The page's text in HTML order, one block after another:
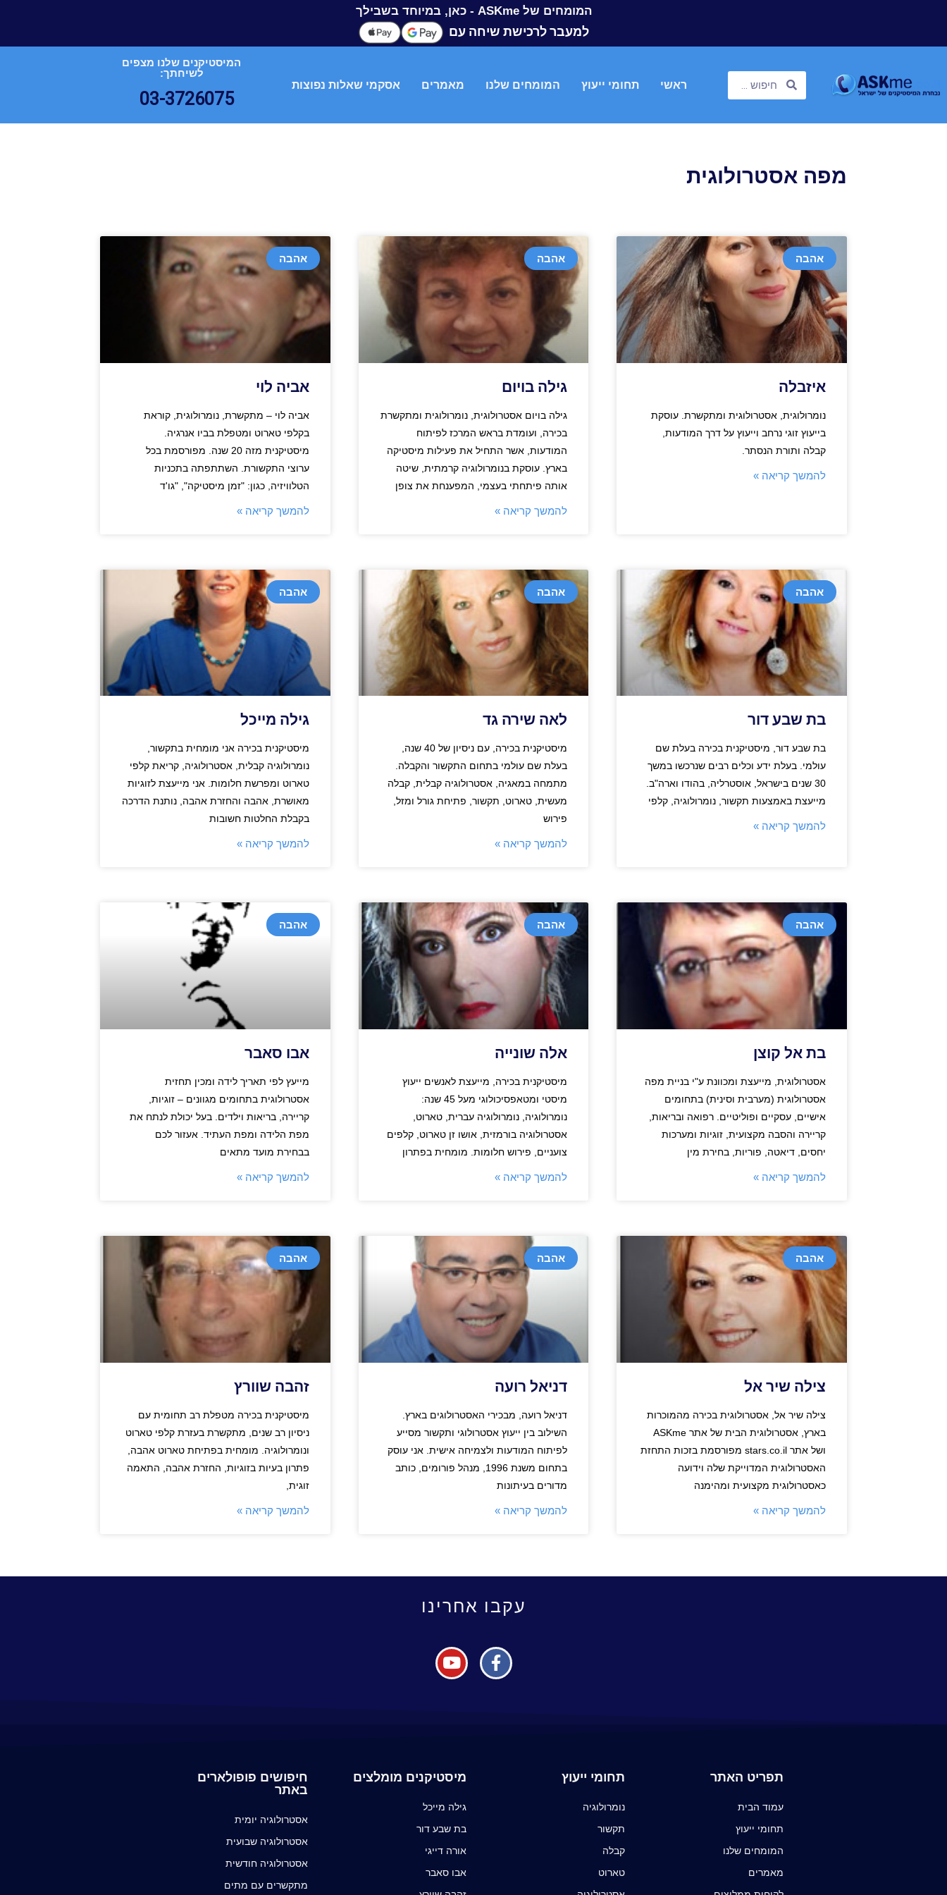
המומחים של ASKme - כאן, במיוחד בשבילך
למעבר לרכישת שיחה עם
ראשי תחומי ייעוץ המומחים שלנו מאמרים אסקמי שאלות נפוצות
המיסטיקנים שלנו מצפים
לשיחתך:
03-3726075
מפה אסטרולוגית
אהבה
איזבלה
נומרולוגית, אסטרולוגית ומתקשרת. עוסקת
בייעוץ זוגי נרחב וייעוץ על דרך המודעות,
קבלה ותורת הנסתר.
להמשך קריאה »
אהבה
גילה בויום
גילה בויום אסטרולוגית, נומרולוגית ומתקשרת
בכירה, ועומדת בראש המרכז לפיתוח
המודעות, אשר התחיל את פעילות מיסטיקה
בארץ. עוסקת בנומרולוגיה קרמתית, שיטה
אותה פיתחתי בעצמי, המפענחת את צופן
להמשך קריאה »
אהבה
אביה לוי
אביה לוי – מתקשרת, נומרולוגית, קוראת
בקלפי טארוט ומטפלת בביו אנרגיה.
מיסטיקנית מזה 20 שנה. מפורסמת בכל
ערוצי התקשורת. השתתפתה בתכניות
הטלוויזיה, כגון: "זמן מיסטיקה", "גו'ד
להמשך קריאה »
אהבה
בת שבע דור
בת שבע דור, מיסטיקנית בכירה בעלת שם
עולמי. בעלת ידע וכלים רבים שנרכשו במשך
30 שנים בישראל, אוסטרליה, בהודו וארה"ב.
מייעצת באמצעות תקשור, נומרולוגיה, קלפי
להמשך קריאה »
אהבה
לאה שירה גד
מיסטיקנית בכירה, עם ניסיון של 40 שנה,
בעלת שם עולמי בתחום התקשור והקבלה.
מתמחה במאגיה, אסטרולוגיה קבלית, קבלה
מעשית, טארוט, תקשור, פתיחת גורל ומזל,
פירוש
להמשך קריאה »
אהבה
גילה מייכל
מיסטיקנית בכירה אני מומחית בתקשור,
נומרולוגיה קבלית, אסטרולוגיה, קריאת קלפי
טארוט ומפרשת חלומות. אני מייעצת לזוגיות
מאושרת, אהבה והחזרת אהבה, נותנת הדרכה
בקבלת החלטות חשובות
להמשך קריאה »
אהבה
בת אל קוצן
אסטרולוגית, מייעצת ומכוונת ע"י בניית מפה
אסטרולוגית (מערבית וסינית) בתחומים
אישיים, עסקיים ופוליטיים. רפואה ובריאות,
קריירה והסבה מקצועית, זוגיות ומערכות
יחסים, דיאטה, פוריות, בחירת מין
להמשך קריאה »
אהבה
אלה שונייה
מיסטיקנית בכירה, מייעצת לאנשים ייעוץ
מיסטי ומטאפסיכולוגי מעל 45 שנה:
נומרולוגיה, נומרולוגיה עברית, טארוט,
אסטרולוגיה בורמזית, אושו זן טארוט, קלפים
צועניים, פירוש חלומות. מומחית בפתרון
להמשך קריאה »
אהבה
אבו סאבר
מייעץ לפי תאריך לידה ומכין תחזית
אסטרולוגית בתחומים מגוונים – זוגיות,
קריירה, בריאות וילדים. בעל יכולת לנתח את
מפת הלידה ומפת העתיד. אעזור לכם
בבחירת מועד מתאים
להמשך קריאה »
אהבה
צילה שיר אל
צילה שיר אל, אסטרולוגית בכירה מהמוכרות
בארץ, אסטרולוגית הבית של אתר ASKme
ושל אתר stars.co.il מפורסמת בזכות התחזת
האסטרולוגית המדוייקת שלה וידועה
כאסטרולוגית מקצועית ומהימנה
להמשך קריאה »
אהבה
דניאל רועה
דניאל רועה, מבכירי האסטרולוגים בארץ.
השילוב בין ייעוץ אסטרולוגי ותקשור מסייע
לפיתוח המודעות ולצמיחה אישית. אני עוסק
בתחום משנת 1996, מנהל פורומים, כותב
מדורים בעיתונות
להמשך קריאה »
אהבה
זהבה שוורץ
מיסטיקנית בכירה מטפלת רב תחומית עם
ניסיון רב שנים, מתקשרת בעזרת קלפי טארוט
ונומרולוגיה. מומחית בפתיחת טארוט אהבה,
פתרון בעיות בזוגיות, החזרת אהבה, התאמה
זוגית,
להמשך קריאה »
עקבו אחרינו
תפריט האתר
עמוד הבית
תחומי ייעוץ
המומחים שלנו
מאמרים
תחומי ייעוץ
נומרולוגיה
תקשור
קבלה
טארוט
מיסטיקנים מומלצים
גילה מייכל
בת שבע דור
אורה דייגי
אבו סאבר
חיפושים פופולארים
באתר
אסטרולוגיה יומית
אסטרולוגיה שבועית
אסטרולוגיה חודשית
מתקשרים עם מתים